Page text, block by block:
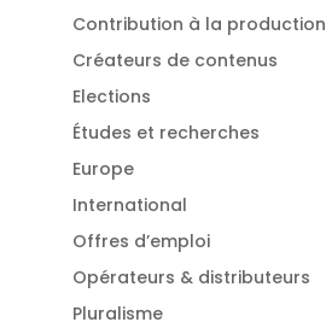
Contribution à la production
Créateurs de contenus
Elections
Études et recherches
Europe
International
Offres d’emploi
Opérateurs & distributeurs
Pluralisme